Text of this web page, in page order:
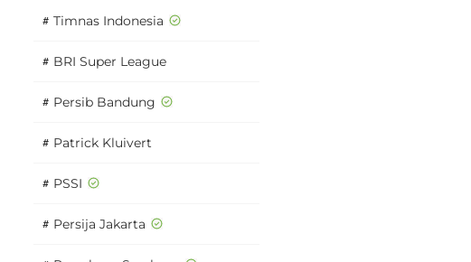
# Timnas Indonesia
# BRI Super League
# Persib Bandung
# Patrick Kluivert
# PSSI
# Persija Jakarta